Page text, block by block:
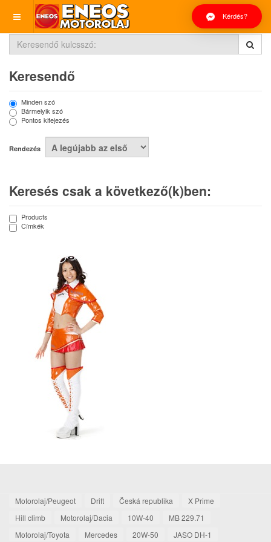
Kérdés?
Keresendő
Minden szó
Bármelyik szó
Pontos kifejezés
Rendezés
Keresés csak a következő(k)ben:
Products
Címkék
Motorolaj/Peugeot Drift Česká republika
X Prime
Hill climb
Motorolaj/Dacia 10W-40
MB 229.71
Motorolaj/Toyota
Mercedes 20W-50 JASO DH-1